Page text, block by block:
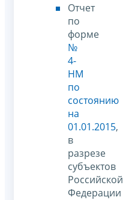
Отчет
по
форме
№
4-
НМ
по
состоянию
на
01.01.2015,
в
разрезе
субъектов
Российской
Федерации